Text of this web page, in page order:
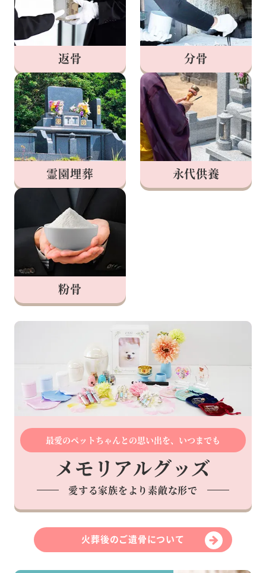
返骨 分骨
霊園埋葬 永代供養
粉骨
最愛のペットちゃんとの思い出を、いつまでも
メモリアルグッズ
愛する家族をより素敵な形で
火葬後のご遺骨について